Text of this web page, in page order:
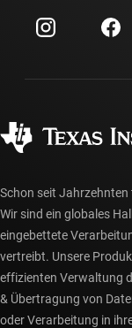
Fertigung
myTI-Konto FAQs
Häufig gestellte
Schon seit
Wir sind ein globales
eingebettete
vertreibt. Unsere
effizienten Verwaltung
& Übertragung von
oder Verarbeitung in